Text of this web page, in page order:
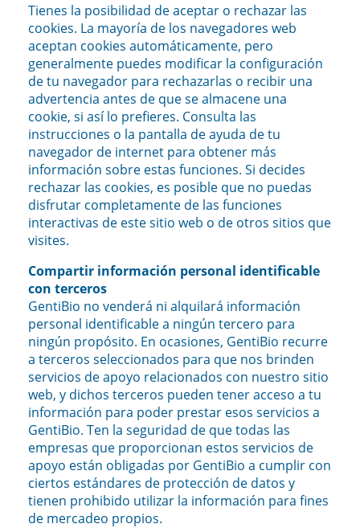
Tienes la posibilidad de aceptar o rechazar las
cookies. La mayoría de los navegadores web
aceptan cookies automáticamente, pero
generalmente puedes modificar la configuración
de tu navegador para rechazarlas o recibir una
advertencia antes de que se almacene una
cookie, si así lo prefieres. Consulta las
instrucciones o la pantalla de ayuda de tu
navegador de internet para obtener más
información sobre estas funciones. Si decides
rechazar las cookies, es posible que no puedas
disfrutar completamente de las funciones
interactivas de este sitio web o de otros sitios que
visites.
Compartir información personal identificable
con terceros
GentiBio no venderá ni alquilará información
personal identificable a ningún tercero para
ningún propósito. En ocasiones, GentiBio recurre
a terceros seleccionados para que nos brinden
servicios de apoyo relacionados con nuestro sitio
web, y dichos terceros pueden tener acceso a tu
información para poder prestar esos servicios a
GentiBio. Ten la seguridad de que todas las
empresas que proporcionan estos servicios de
apoyo están obligadas por GentiBio a cumplir con
ciertos estándares de protección de datos y
tienen prohibido utilizar la información para fines
de mercadeo propios.